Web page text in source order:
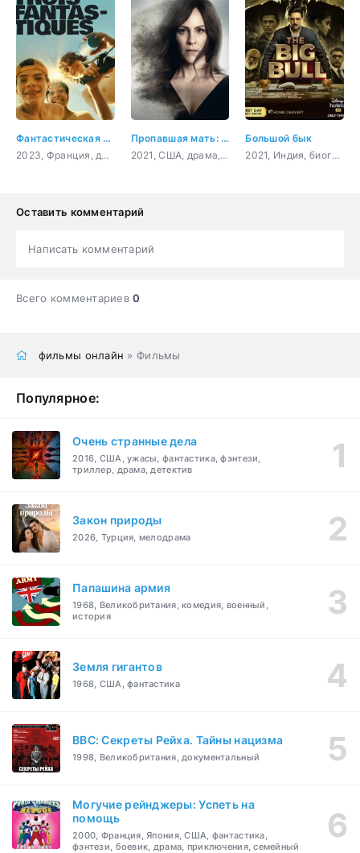
Фантастическая тройка
2023, Франция, драма
Пропавшая мать: Исчезновение Дженнифер Дулос
2021, США, драма, криминал
Большой бык
2021, Индия, биография, криминал, драма
Оставить комментарий
Написать комментарий
Всего комментариев0
фильмы онлайн » Фильмы
Популярное:
Очень странные дела
2016, США, ужасы, фантастика, фэнтези,
триллер, драма, детектив
Закон природы
2026, Турция, мелодрама
Папашина армия
1968, Великобритания, комедия, военный,
история
Земля гигантов
1968, США, фантастика
BBC: Секреты Рейха. Тайны нацизма
1998, Великобритания, документальный
Могучие рейнджеры: Успеть на
помощь
2000, Франция, Япония, США, фантастика,
фэнтези, боевик, драма, приключения, семейный